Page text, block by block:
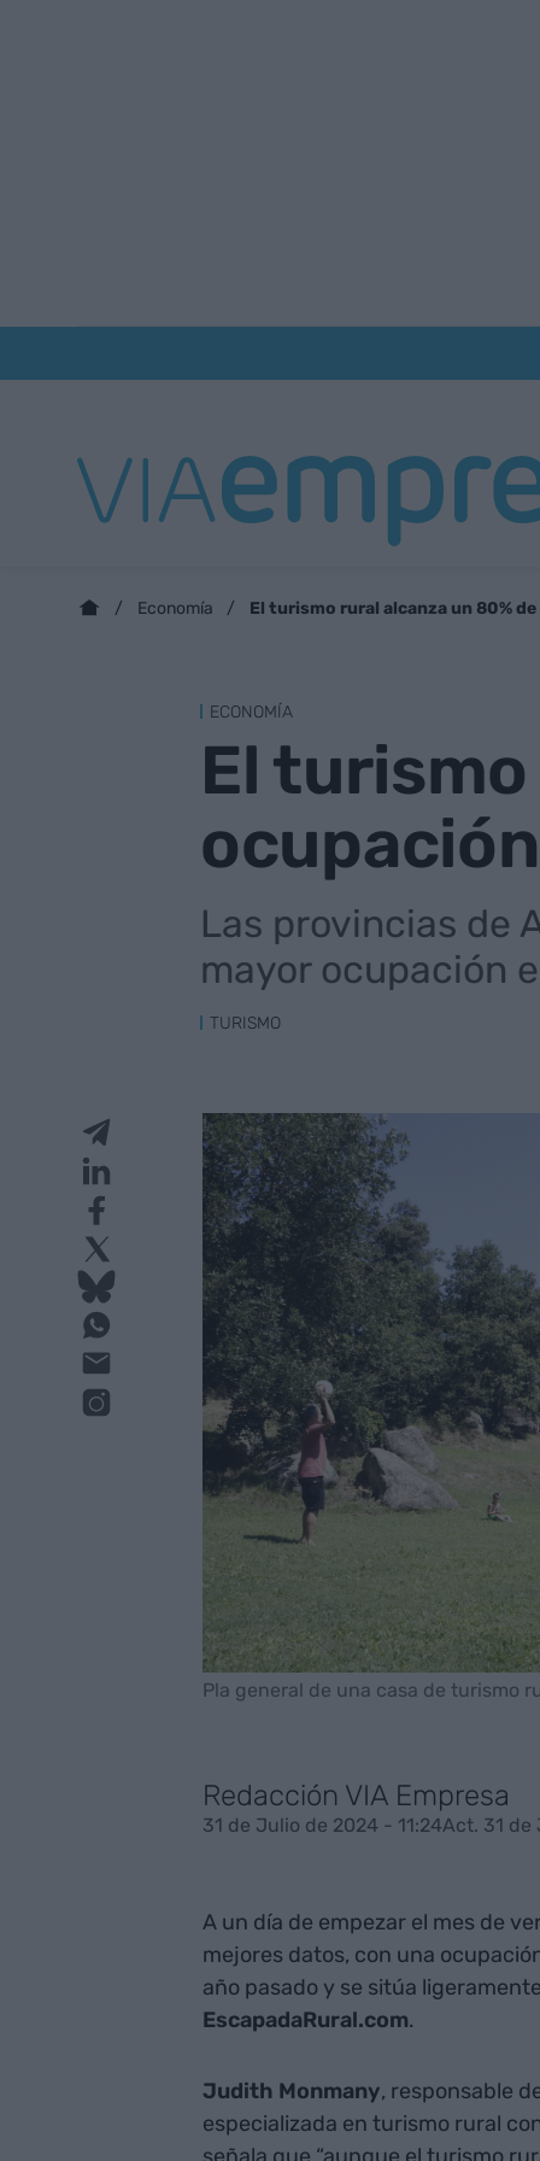
Economía El turismo rural alcanza un 80%
ECONOMÍA
El
Las provincias de
mayor ocupación
TURISMO
Pla general de una casa de turismo
Redacción VIA Empresa
31 de Julio de 2024 - 11:24Act. 31 de
A un día de empezar el mes de
mejores datos, con una
año pasado y se sitúa ligeramente
EscapadaRural.com.
Judith Monmany, responsable
especializada en turismo rural